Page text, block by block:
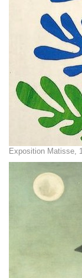
Exposition Matisse,